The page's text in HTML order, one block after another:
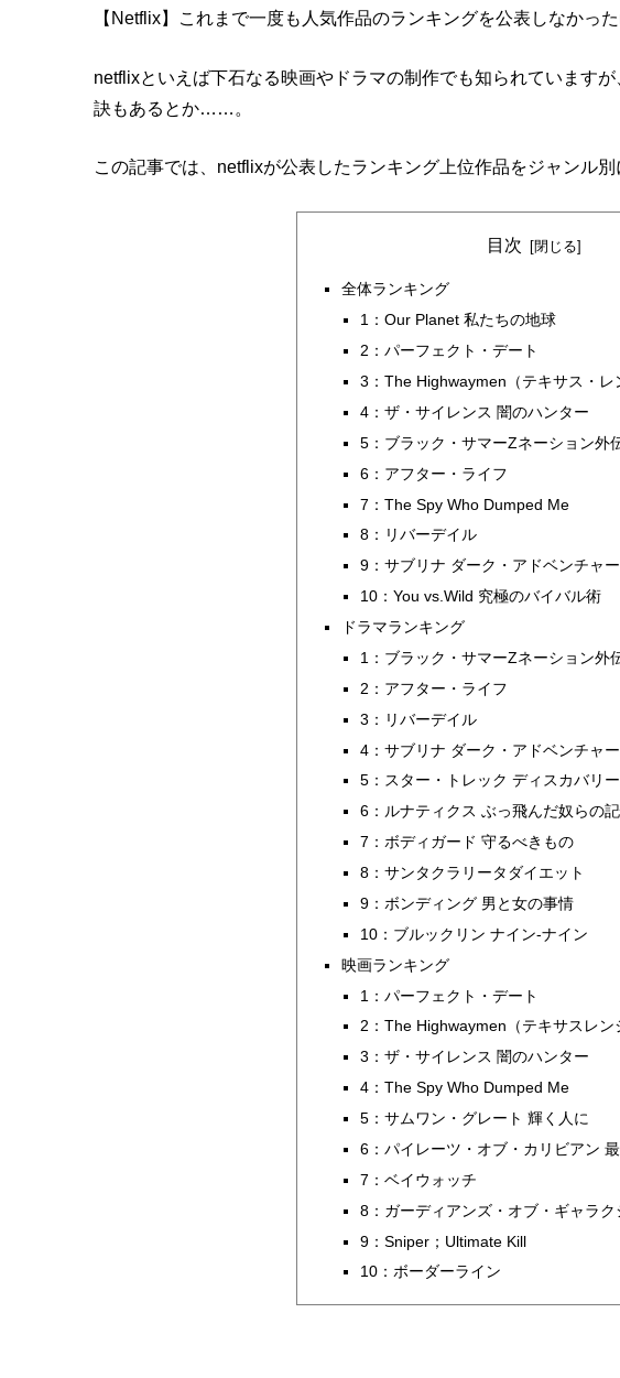
【Netflix】これまで一度も人気作品のランキングを公表しなかっ
netflixといえば下石なる映画やドラマの制作でも知られています
訣もあるとか……。
この記事では、netflixが公表したランキング上位作品をジャンル別
目次
全体ランキング
1：Our Planet 私たちの地球
2：パーフェクト・デート
3：The Highwaymen（テキサス・レ
4：ザ・サイレンス 闇のハンター
5：ブラック・サマーZネーション外
6：アフター・ライフ
7：The Spy Who Dumped Me
8：リバーデイル
9：サブリナ ダーク・アドベンチャー
10：You vs.Wild 究極のバイバル術
ドラマランキング
1：ブラック・サマーZネーション外
2：アフター・ライフ
3：リバーデイル
4：サブリナ ダーク・アドベンチャー
5：スター・トレック ディスカバリー
6：ルナティクス ぶっ飛んだ奴らの
7：ボディガード 守るべきもの
8：サンタクラリータダイエット
9：ボンディング 男と女の事情
10：ブルックリン ナイン-ナイン
映画ランキング
1：パーフェクト・デート
2：The Highwaymen（テキサスレン
3：ザ・サイレンス 闇のハンター
4：The Spy Who Dumped Me
5：サムワン・グレート 輝く人に
6：パイレーツ・オブ・カリビアン
7：ベイウォッチ
8：ガーディアンズ・オブ・ギャラク
9：Sniper；Ultimate Kill
10：ボーダーライン